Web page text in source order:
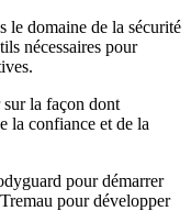
le domaine de la sécurité
nécessaires pour
sur la façon dont
la confiance et de la
pour démarrer
pour développer